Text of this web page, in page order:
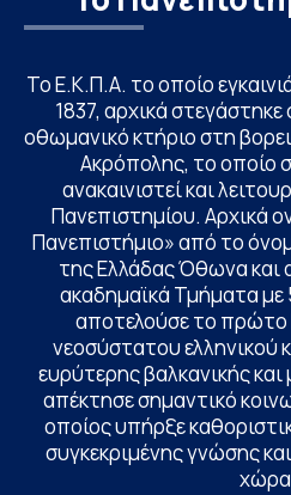
Το Ε.Κ.Π.Α. το οποίο
1837, αρχικά στεγάστηκε
οθωμανικό κτήριο στη
Ακρόπολης, το οποίο
ανακαινιστεί και
Πανεπιστημίου. Αρχικά
Πανεπιστήμιο» από το
της Ελλάδας Όθωνα και
ακαδημαϊκά Τμήματα
αποτελούσε το πρώτο
νεοσύστατου ελληνικού
ευρύτερης βαλκανικής και
απέκτησε σημαντικό
οποίος υπήρξε
συγκεκριμένης γνώσης